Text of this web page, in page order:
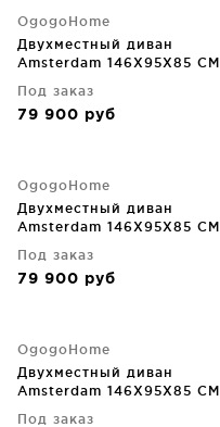
OgogoHome
Двухместный диван
Amsterdam 146X95X85 CM
Под заказ
79 900 руб
OgogoHome
Двухместный диван
Amsterdam 146X95X85 CM
Под заказ
79 900 руб
OgogoHome
Двухместный диван
Amsterdam 146X95X85 CM
Под заказ